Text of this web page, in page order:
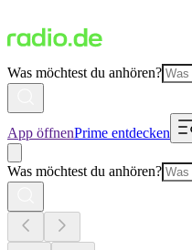
Was möchtest du anhören?
App öffnenPrime entdecken
Was möchtest du anhören?